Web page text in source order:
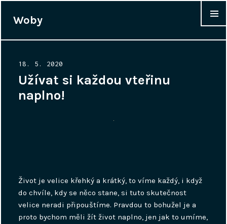
Woby
Posted
on
18. 5. 2020
Užívat si každou vteřinu
naplno!
Život je velice křehký a krátký, to víme každý, i když
do chvíle, kdy se něco stane, si tuto skutečnost
velice neradi připouštíme. Pravdou to bohužel je a
proto bychom měli žít život naplno, jen jak to umíme,